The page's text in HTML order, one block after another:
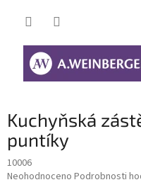
Kuchyňská
puntíky
10006
Průměrné
Neohodnoceno Podrobnosti